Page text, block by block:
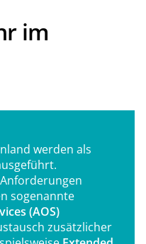
im
werden als
sogenannte
(AOS)
zusätzlicher